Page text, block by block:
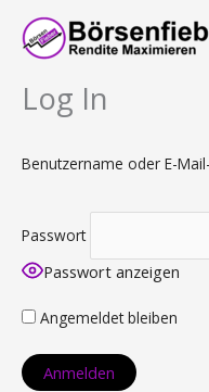
Inhalt
springen
Log In
Benutzername oder E-
Passwort
Passwort anzeigen
Angemeldet bleiben